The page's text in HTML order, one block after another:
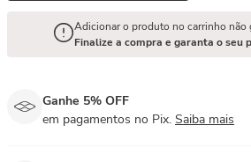
Adicionar o produto no carrinho não
Finalize a compra e garanta o seu
Ganhe 5% OFF
em pagamentos no Pix. Saiba mais